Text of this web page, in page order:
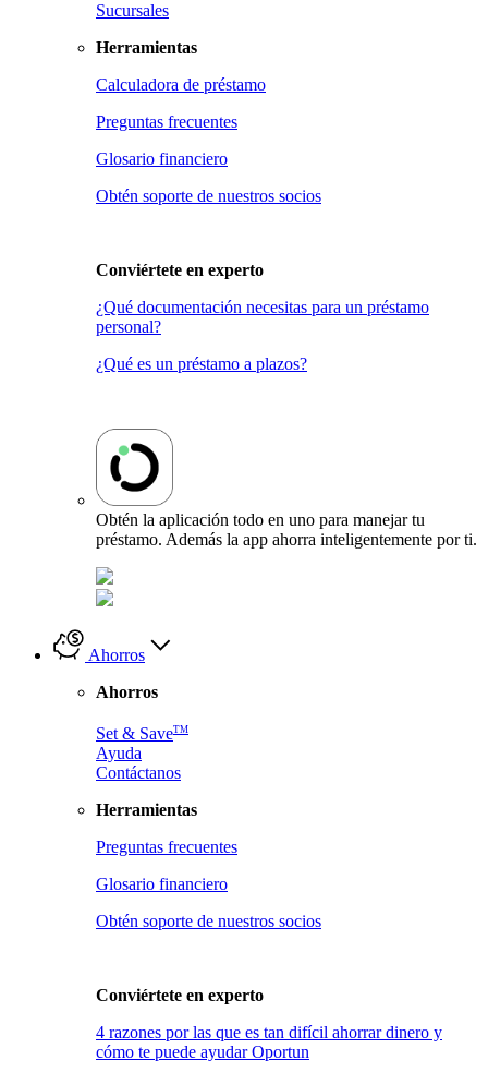
Sucursales
Herramientas
Calculadora de préstamo
Preguntas frecuentes
Glosario financiero
Obtén soporte de nuestros socios
Conviértete en experto
¿Qué documentación necesitas para un préstamo
personal?
¿Qué es un préstamo a plazos?
Obtén la aplicación todo en uno para manejar tu
préstamo. Además la app ahorra inteligentemente por ti.
Ahorros
Ahorros
Set & SaveTM
Ayuda
Contáctanos
Herramientas
Preguntas frecuentes
Glosario financiero
Obtén soporte de nuestros socios
Conviértete en experto
4 razones por las que es tan difícil ahorrar dinero y
cómo te puede ayudar Oportun